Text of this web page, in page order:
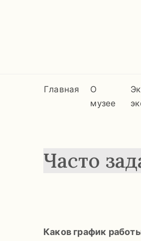
Главная
О
музее
Часто
Каков график